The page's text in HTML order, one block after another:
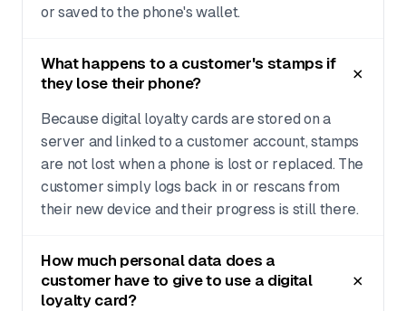
or saved to the phone's wallet.
What happens to a customer's stamps if
they lose their phone?
Because digital loyalty cards are stored on a
server and linked to a customer account, stamps
are not lost when a phone is lost or replaced. The
customer simply logs back in or rescans from
their new device and their progress is still there.
How much personal data does a
customer have to give to use a digital
loyalty card?